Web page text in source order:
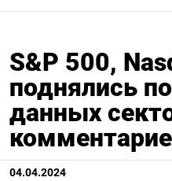
S&P 500,
поднялись
данных
04.04.2024